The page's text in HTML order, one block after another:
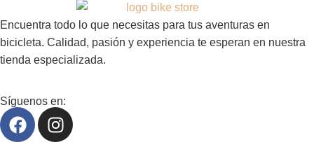
Encuentra todo lo que necesitas para tus aventuras en
bicicleta. Calidad, pasión y experiencia te esperan en nuestra
tienda especializada.
Síguenos en: